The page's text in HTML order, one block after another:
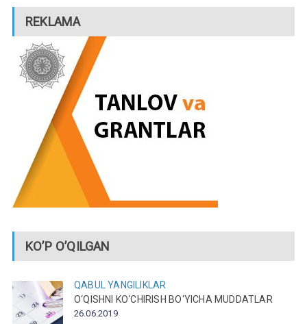
REKLAMA
KO’P O’QILGAN
QABUL
YANGILIKLAR
O‘QISHNI KO‘CHIRISH BO‘YICHA MUDDATLAR
26.06.2019